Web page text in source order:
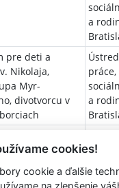
a
pre deti a
Nikolaja,
Myr-
divotvorcu v
práce,
a
„PRE
práce,
a
cookies!
cookie a ďalšie
na zlepšenie